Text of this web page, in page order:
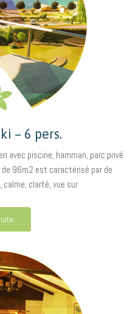
– 6 pers.
avec piscine, hamman, parc privé
de 96m2 est caractérisé par de
calme, clarté, vue sur